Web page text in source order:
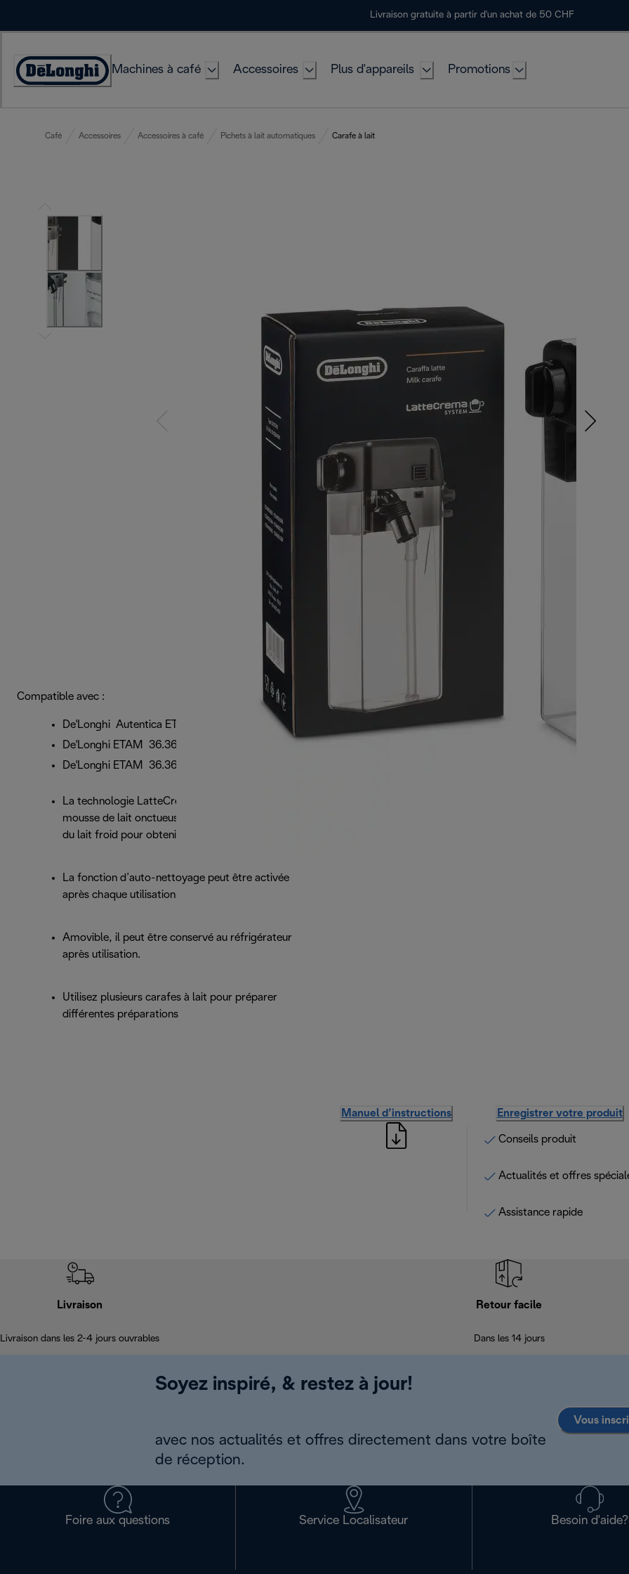
Livraison gratuite à partir d'un achat de 50 CHF
Déclaration
Machines à café Accessoires Plus d'appareils Promotions
Café Accessoires Accessoires à café Pichets à lait automatiques Carafe à lait
Compatible avec :
De'Longhi Autentica ETAM 29.660
De'Longhi ETAM 36.365
De'Longhi ETAM 36.366
La technologie LatteCrema System offre une
mousse de lait onctueuse et savoureuse ; utilisez
du lait froid pour obtenir des résultats optimaux.
La fonction d’auto-nettoyage peut être activée
après chaque utilisation
Amovible, il peut être conservé au réfrigérateur
après utilisation.
Utilisez plusieurs carafes à lait pour préparer
différentes préparations
Manuel d’instructions Enregistrer votre produit
Conseils produit
Actualités et offres
Assistance rapide
Livraison
Livraison dans les 2-4 jours ouvrables
Retour facile
Dans les 14 jours
Soyez inspiré, & restez à jour!
avec nos actualités et offres directement dans votre boîte
de réception.
Vous
Foire aux questions Service Localisateur Besoin d'aide?